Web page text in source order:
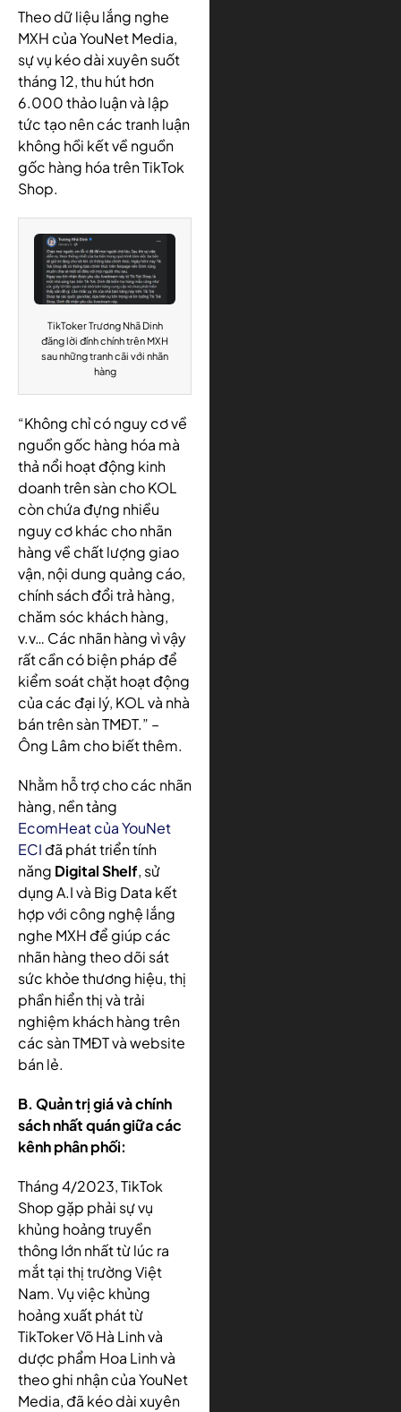
Theo dữ liệu lắng nghe
MXH của YouNet Media,
sự vụ kéo dài xuyên suốt
tháng 12, thu hút hơn
6.000 thảo luận và lập
tức tạo nên các tranh luận
không hồi kết về nguồn
gốc hàng hóa trên TikTok
Shop.
TikToker Trương Nhã Dinh
đăng lời đính chính trên MXH
sau những tranh cãi với nhãn
hàng
“Không chỉ có nguy cơ về
nguồn gốc hàng hóa mà
thả nổi hoạt động kinh
doanh trên sàn cho KOL
còn chứa đựng nhiều
nguy cơ khác cho nhãn
hàng về chất lượng giao
vận, nội dung quảng cáo,
chính sách đổi trả hàng,
chăm sóc khách hàng,
v.v… Các nhãn hàng vì vậy
rất cần có biện pháp để
kiểm soát chặt hoạt động
của các đại lý, KOL và nhà
bán trên sàn TMĐT.” –
Ông Lâm cho biết thêm.
Nhằm hỗ trợ cho các nhãn
hàng, nền tảng
EcomHeat của YouNet
ECI đã phát triển tính
năng Digital Shelf, sử
dụng A.I và Big Data kết
hợp với công nghệ lắng
nghe MXH để giúp các
nhãn hàng theo dõi sát
sức khỏe thương hiệu, thị
phần hiển thị và trải
nghiệm khách hàng trên
các sàn TMĐT và website
bán lẻ.
B. Quản trị giá và chính
sách nhất quán giữa các
kênh phân phối:
Tháng 4/2023, TikTok
Shop gặp phải sự vụ
khủng hoảng truyền
thông lớn nhất từ lúc ra
mắt tại thị trường Việt
Nam. Vụ việc khủng
hoảng xuất phát từ
TikToker Võ Hà Linh và
dược phẩm Hoa Linh và
theo ghi nhận của YouNet
Media, đã kéo dài xuyên